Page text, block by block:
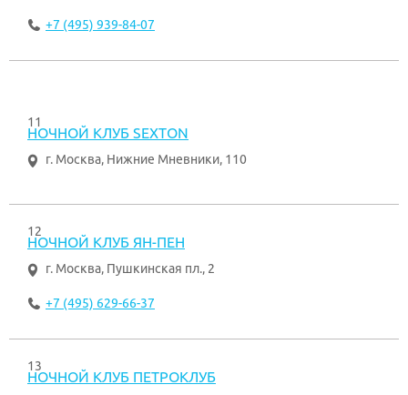
+7 (495) 939-84-07
11
НОЧНОЙ КЛУБ SEXTON
г. Москва, Нижние Мневники, 110
12
НОЧНОЙ КЛУБ ЯН-ПЕН
г. Москва, Пушкинская пл., 2
+7 (495) 629-66-37
13
НОЧНОЙ КЛУБ ПЕТРОКЛУБ